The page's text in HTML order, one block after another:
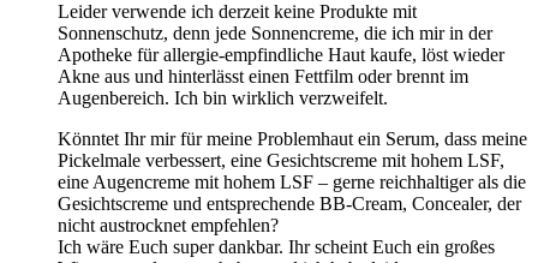
Leider verwende ich derzeit keine Produkte mit
Sonnenschutz, denn jede Sonnencreme, die ich mir in der
Apotheke für allergie-empfindliche Haut kaufe, löst wieder
Akne aus und hinterlässt einen Fettfilm oder brennt im
Augenbereich. Ich bin wirklich verzweifelt.
Könntet Ihr mir für meine Problemhaut ein Serum, dass meine
Pickelmale verbessert, eine Gesichtscreme mit hohem LSF,
eine Augencreme mit hohem LSF – gerne reichhaltiger als die
Gesichtscreme und entsprechende BB-Cream, Concealer, der
nicht austrocknet empfehlen?
Ich wäre Euch super dankbar. Ihr scheint Euch ein großes